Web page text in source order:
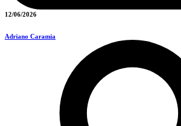
12/06/2026
Adriano Caramia